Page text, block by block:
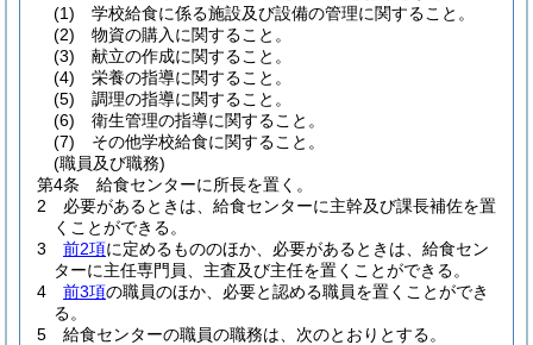
(1)
学校給食に係る施設及び設備の管理に関すること。
(2)
物資の購入に関すること。
(3)
献立の作成に関すること。
(4)
栄養の指導に関すること。
(5)
調理の指導に関すること。
(6)
衛生管理の指導に関すること。
(7)
その他学校給食に関すること。
(職員及び職務)
第4条
給食センターに所長を置く。
2
必要があるときは、給食センターに主幹及び課長補佐を置
くことができる。
3
前2項に定めるもののほか、必要があるときは、給食セン
ターに主任専門員、主査及び主任を置くことができる。
4
前3項の職員のほか、必要と認める職員を置くことができ
る。
5
給食センターの職員の職務は、次のとおりとする。